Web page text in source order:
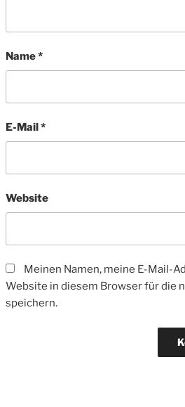
Name*
E-Mail*
Website
Meinen Namen, meine E-Mail-
Website in diesem Browser für die
speichern.